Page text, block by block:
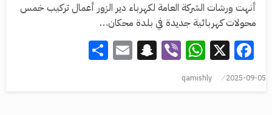
أنهت ورشات الشركة العامة لكهرباء دير الزور أعمال تركيب خمس
محولات كهربائية جديدة في بلدة محكان…
Facebook
X
WhatsApp
Viber
Snapchat
Email
2025-09-05
qamishly